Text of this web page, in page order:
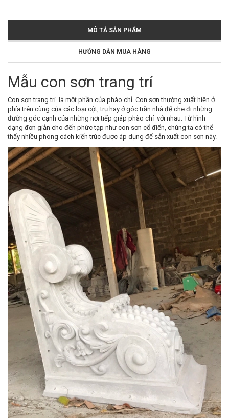
MÔ TẢ SẢN PHẨM
HƯỚNG DẪN MUA HÀNG
Mẫu con sơn trang trí
Con sơn trang trí là một phần của phào chỉ. Con sơn thường xuất hiện ở
phía trên cùng của các loại cột, trụ hay ở góc trần nhà để che đi những
đường góc cạnh của những nơi tiếp giáp phào chỉ với nhau. Từ hình
dạng đơn giản cho đến phức tạp như con sơn cổ điển, chúng ta có thể
thấy nhiều phong cách kiến trúc được áp dụng để sản xuất con sơn này.